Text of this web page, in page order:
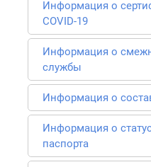
Информация о
COVID-19
Информация о
службы
Информация о
Информация о
паспорта